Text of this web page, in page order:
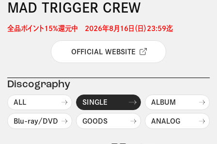
MAD TRIGGER CREW
全品ポイント15%還元中　2026年8月16日（日）23:59迄
OFFICIAL WEBSITE
Discography
ALL SINGLE ALBUM
Blu-ray/DVD GOODS ANALOG